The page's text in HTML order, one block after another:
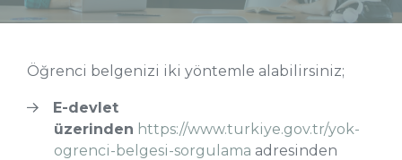
Öğrenci belgenizi iki yöntemle alabilirsiniz;
E-devlet
üzerinden https://www.turkiye.gov.tr/yok-
ogrenci-belgesi-sorgulama adresinden